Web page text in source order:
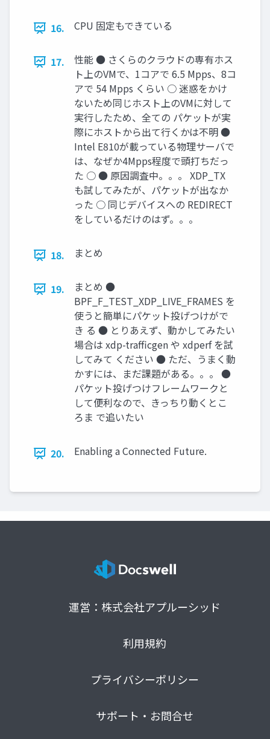
16. CPU 固定もできている
17.
性能 ● さくらのクラウドの専有ホス
ト上のVMで、1コアで 6.5 Mpps、8コ
アで 54 Mpps くらい ○ 迷惑をかけ
ないため同じホスト上のVMに対して
実行したため、全ての パケットが実
際にホストから出て行くかは不明 ●
Intel E810が載っている物理サーバで
は、なぜか4Mpps程度で頭打ちだっ
た ○ ● 原因調査中。。。 XDP_TX
も試してみたが、パケットが出なか
った ○ 同じデバイスへの REDIRECT
をしているだけのはず。。。
18. まとめ
19.
まとめ ●
BPF_F_TEST_XDP_LIVE_FRAMES を
使うと簡単にパケット投げつけがで
き る ● とりあえず、動かしてみたい
場合は xdp-traﬃcgen や xdperf を試
してみて ください ● ただ、うまく動
かすには、まだ課題がある。。。 ●
パケット投げつけフレームワークと
して便利なので、きっちり動くとこ
ろま で追いたい
20. Enabling a Connected Future.
運営：株式会社アプルーシッド
利用規約
プライバシーポリシー
サポート・お問合せ